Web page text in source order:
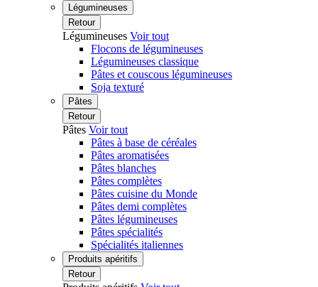
Légumineuses
Retour
Légumineuses Voir tout
Flocons de légumineuses
Légumineuses classique
Pâtes et couscous légumineuses
Soja texturé
Pâtes
Retour
Pâtes Voir tout
Pâtes à base de céréales
Pâtes aromatisées
Pâtes blanches
Pâtes complètes
Pâtes cuisine du Monde
Pâtes demi complètes
Pâtes légumineuses
Pâtes spécialités
Spécialités italiennes
Produits apéritifs
Retour